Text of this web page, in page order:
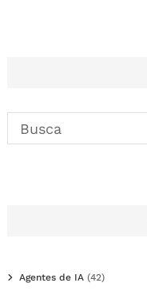
Agentes de IA (42)